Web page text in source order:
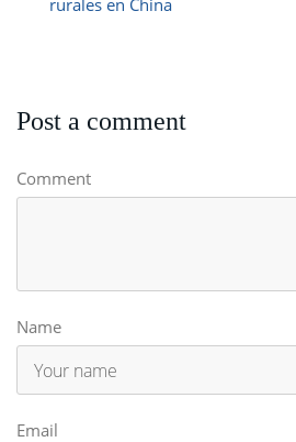
rurales en China
Post a comment
Comment
Name
Email